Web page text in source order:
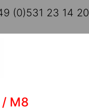
(0)531 23 14 20
M8